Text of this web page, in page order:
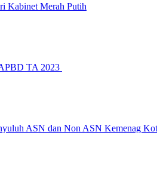
Kabinet Merah Putih
TA 2023
ASN dan Non ASN Kemenag